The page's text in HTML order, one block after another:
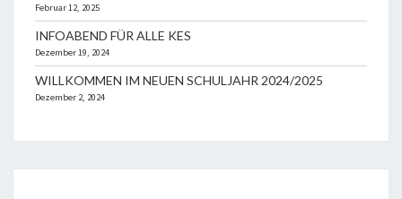
Februar 12, 2025
INFOABEND FÜR ALLE KES
Dezember 19, 2024
WILLKOMMEN IM NEUEN SCHULJAHR 2024/2025
Dezember 2, 2024